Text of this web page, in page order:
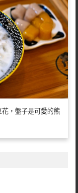
，盤子是可愛的熊